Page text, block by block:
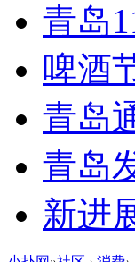
青岛
啤酒
青岛
青岛
新进